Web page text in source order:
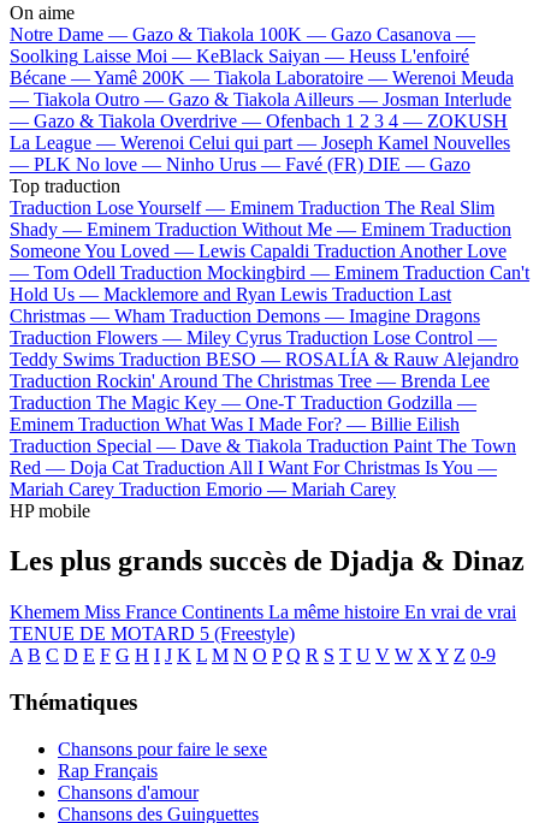
On aime
Notre Dame — Gazo & Tiakola 100K — Gazo Casanova —
Soolking Laisse Moi — KeBlack Saiyan — Heuss L'enfoiré
Bécane —Yamê 200K — Tiakola Laboratoire — Werenoi Meuda
— Tiakola Outro — Gazo & Tiakola Ailleurs — Josman Interlude
— Gazo & Tiakola Overdrive — Ofenbach 1 2 3 4 — ZOKUSH
La League — Werenoi Celui qui part — Joseph Kamel Nouvelles
— PLK No love — Ninho Urus — Favé (FR) DIE — Gazo
Top traduction
Traduction Lose Yourself — Eminem Traduction The Real Slim
Shady — Eminem Traduction Without Me — Eminem Traduction
Someone You Loved — Lewis Capaldi Traduction Another Love
— Tom Odell Traduction Mockingbird — Eminem Traduction Can't
Hold Us — Macklemore and Ryan Lewis Traduction Last
Christmas — Wham Traduction Demons — Imagine Dragons
Traduction Flowers — Miley Cyrus Traduction Lose Control —
Teddy Swims Traduction BESO — ROSALÍA & Rauw Alejandro
Traduction Rockin' Around The Christmas Tree — Brenda Lee
Traduction The Magic Key — One-T Traduction Godzilla —
Eminem Traduction What Was I Made For? — Billie Eilish
Traduction Special — Dave & Tiakola Traduction Paint The Town
Red — Doja Cat Traduction All I Want For Christmas Is You —
Mariah Carey Traduction Emorio — Mariah Carey
HP mobile
Les plus grands succès de Djadja & Dinaz
Khemem Miss France Continents La même histoire En vrai de vrai
TENUE DE MOTARD 5 (Freestyle)
A B C D E F G H I J K L M N O P Q R S T U V W X Y Z 0-9
Thématiques
Chansons pour faire le sexe
Rap Français
Chansons d'amour
Chansons des Guinguettes